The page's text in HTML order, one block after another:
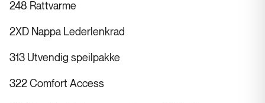
248 Rattvarme
2XD Nappa Lederlenkrad
313 Utvendig speilpakke
322 Comfort Access